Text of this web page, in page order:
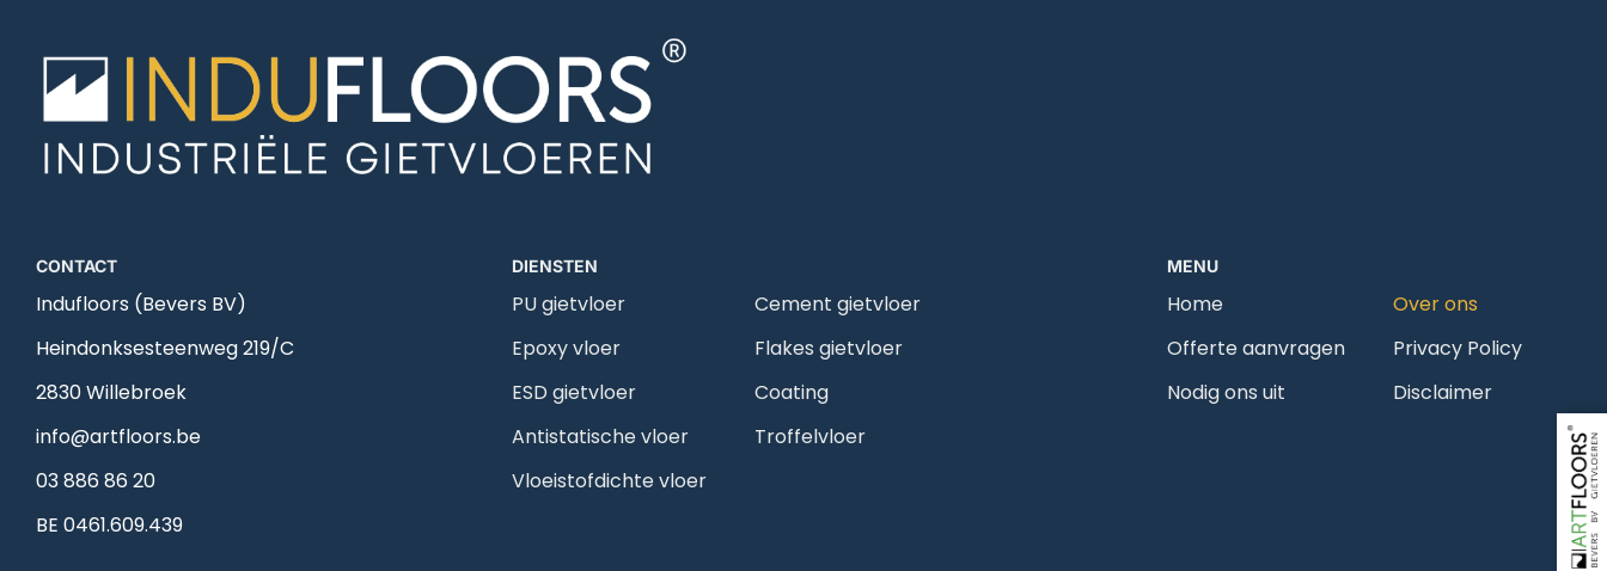
CONTACT
Indufloors (Bevers BV)
Heindonksesteenweg 219/C
2830 Willebroek
info@artfloors.be
03 886 86 20
BE 0461.609.439
DIENSTEN
PU gietvloer
Epoxy vloer
ESD gietvloer
Antistatische vloer
Vloeistofdichte vloer
Cement gietvloer
Flakes gietvloer
Coating
Troffelvloer
MENU
Home
Offerte aanvragen
Nodig ons uit
Over ons
Privacy Policy
Disclaimer